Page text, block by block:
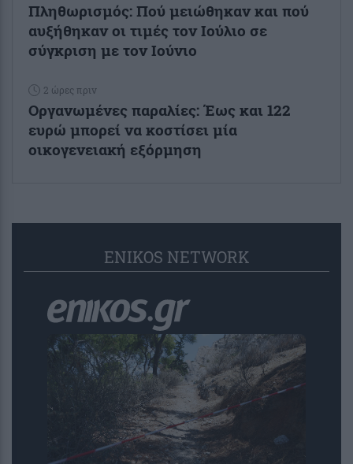
Πληθωρισμός: Πού μειώθηκαν και πού
αυξήθηκαν οι τιμές τον Ιούλιο σε
σύγκριση με τον Ιούνιο
2 ώρες πριν
Οργανωμένες παραλίες: Έως και 122
ευρώ μπορεί να κοστίσει μία
οικογενειακή εξόρμηση
ENIKOS NETWORK